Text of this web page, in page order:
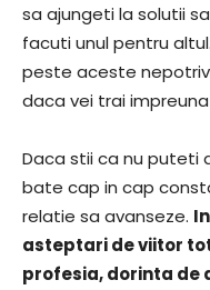
sa ajungeti la solutii
facuti unul pentru
peste aceste
daca vei trai
Daca stii ca nu puteti
bate cap in cap
relatie sa avanseze.
asteptari de viitor
profesia, dorinta de